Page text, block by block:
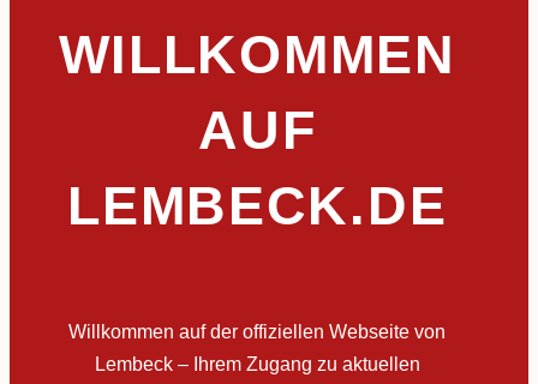
WILLKOMMEN
AUF
LEMBECK.DE
Willkommen auf der offiziellen Webseite von
Lembeck – Ihrem Zugang zu aktuellen